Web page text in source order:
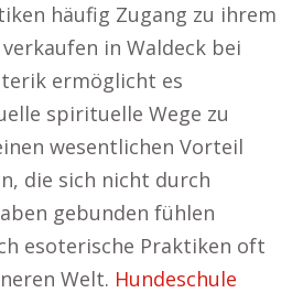
häufig Zugang zu ihrem
in Waldeck bei
ermöglicht es
spirituelle Wege zu
wesentlichen Vorteil
die sich nicht durch
gebunden fühlen
esoterische Praktiken oft
Welt. Hundeschule